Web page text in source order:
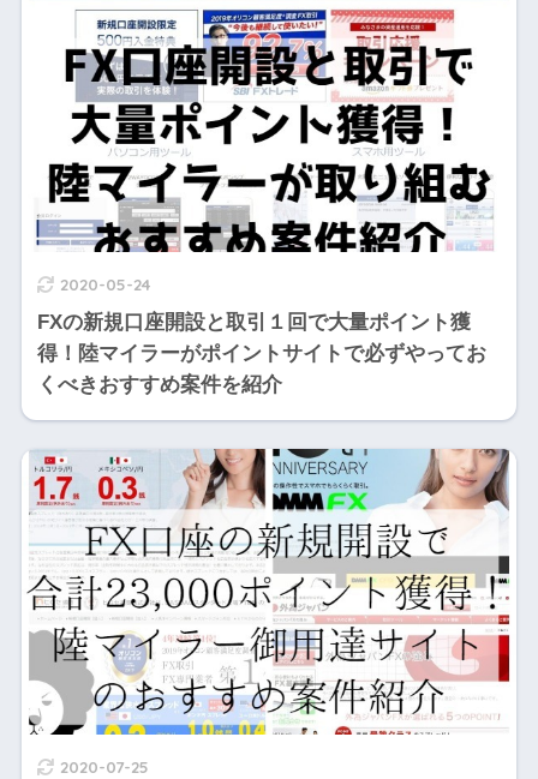
2020-05-24
FXの新規口座開設と取引１回で大量ポイント獲
得！陸マイラーがポイントサイトで必ずやってお
くべきおすすめ案件を紹介
2020-07-25